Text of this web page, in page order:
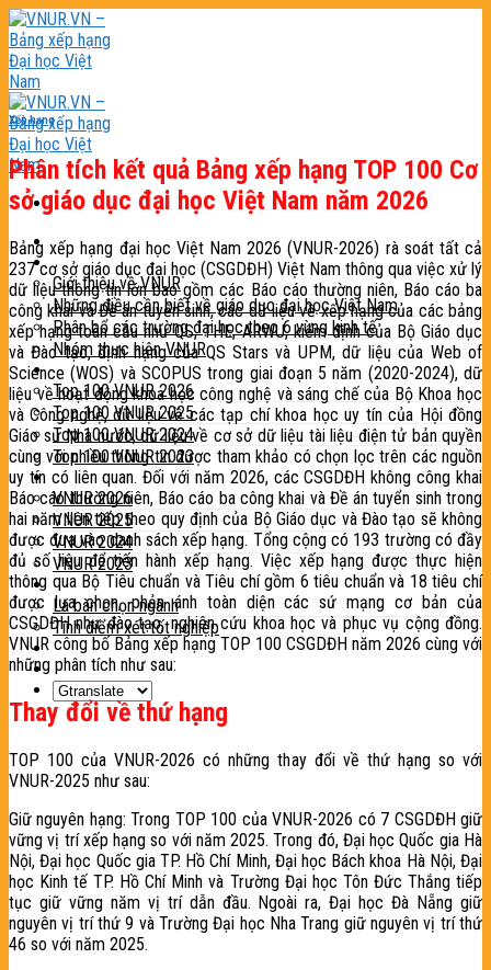
Skip
to
content
Trang chủ
Giới thiệu
Giới thiệu về VNUR
Những điều cần biết về giáo dục đại học Việt Nam
Phân bổ các trường đại học theo 6 vùng kinh tế
Nhóm thực hiện VNUR
Bảng xếp hạng
Top 100 VNUR 2026
Top 100 VNUR 2025
Top 100 VNUR 2024
Top 100 VNUR 2023
Phương pháp xếp hạng
VNUR 2026
VNUR 2025
VNUR 2024
VNUR 2023
Tiện ích
La bàn chọn ngành
Tính điểm xét tốt nghiệp
Tin tức
Liên hệ
Xếp hạng
Phân tích kết quả Bảng xếp hạng TOP 100 Cơ
sở giáo dục đại học Việt Nam năm 2026
Bảng xếp hạng đại học Việt Nam 2026 (VNUR-2026) rà soát tất cả
237 cơ sở giáo dục đại học (CSGDĐH) Việt Nam thông qua việc xử lý
dữ liệu thông tin lớn bao gồm các Báo cáo thường niên, Báo cáo ba
công khai và Đề án tuyển sinh, các dữ liệu về xếp hạng của các bảng
xếp hạng toàn cầu như QS, THE, ARWU, kiểm định của Bộ Giáo dục
và Đào tạo, định hạng của QS Stars và UPM, dữ liệu của Web of
Science (WOS) và SCOPUS trong giai đoạn 5 năm (2020-2024), dữ
liệu về hoạt động khoa học công nghệ và sáng chế của Bộ Khoa học
và Công nghệ, dữ liệu về các tạp chí khoa học uy tín của Hội đồng
Giáo sư Nhà nước, dữ liệu về cơ sở dữ liệu tài liệu điện tử bản quyền
cùng với nhiều thông tin được tham khảo có chọn lọc trên các nguồn
uy tín có liên quan. Đối với năm 2026, các CSGDĐH không công khai
Báo cáo thường niên, Báo cáo ba công khai và Đề án tuyển sinh trong
hai năm liên tiếp theo quy định của Bộ Giáo dục và Đào tạo sẽ không
được đưa vào danh sách xếp hạng. Tổng cộng có 193 trường có đầy
đủ số liệu để tiến hành xếp hạng. Việc xếp hạng được thực hiện
thông qua Bộ Tiêu chuẩn và Tiêu chí gồm 6 tiêu chuẩn và 18 tiêu chí
được lựa chọn, phản ánh toàn diện các sứ mạng cơ bản của
CSGDĐH như đào tạo, nghiên cứu khoa học và phục vụ cộng đồng.
VNUR công bố Bảng xếp hạng TOP 100 CSGDĐH năm 2026 cùng với
những phân tích như sau:
Thay đổi về thứ hạng
TOP 100 của VNUR-2026 có những thay đổi về thứ hạng so với
VNUR-2025 như sau:
Giữ nguyên hạng: Trong TOP 100 của VNUR-2026 có 7 CSGDĐH giữ
vững vị trí xếp hạng so với năm 2025. Trong đó, Đại học Quốc gia Hà
Nội, Đại học Quốc gia TP. Hồ Chí Minh, Đại học Bách khoa Hà Nội, Đại
học Kinh tế TP. Hồ Chí Minh và Trường Đại học Tôn Đức Thắng tiếp
tục giữ vững năm vị trí dẫn đầu. Ngoài ra, Đại học Đà Nẵng giữ
nguyên vị trí thứ 9 và Trường Đại học Nha Trang giữ nguyên vị trí thứ
46 so với năm 2025.